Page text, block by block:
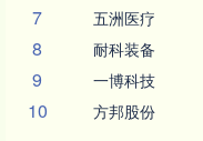
7 五洲医疗
8 耐科装备
9 一博科技
10 方邦股份